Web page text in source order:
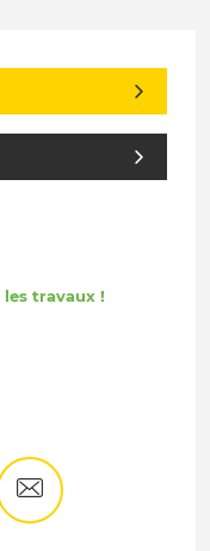
travaux !